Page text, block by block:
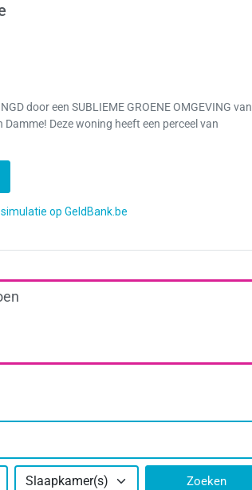
door een SUBLIEME GROENE OMGEVING van
Deze woning heeft een perceel van
Slaapkamer(s) Zoeken